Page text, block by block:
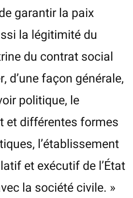
garantir la paix
la légitimité du
du contrat social
d’une façon générale,
politique, le
et différentes formes
l’établissement
et exécutif de l’État
la société civile. »